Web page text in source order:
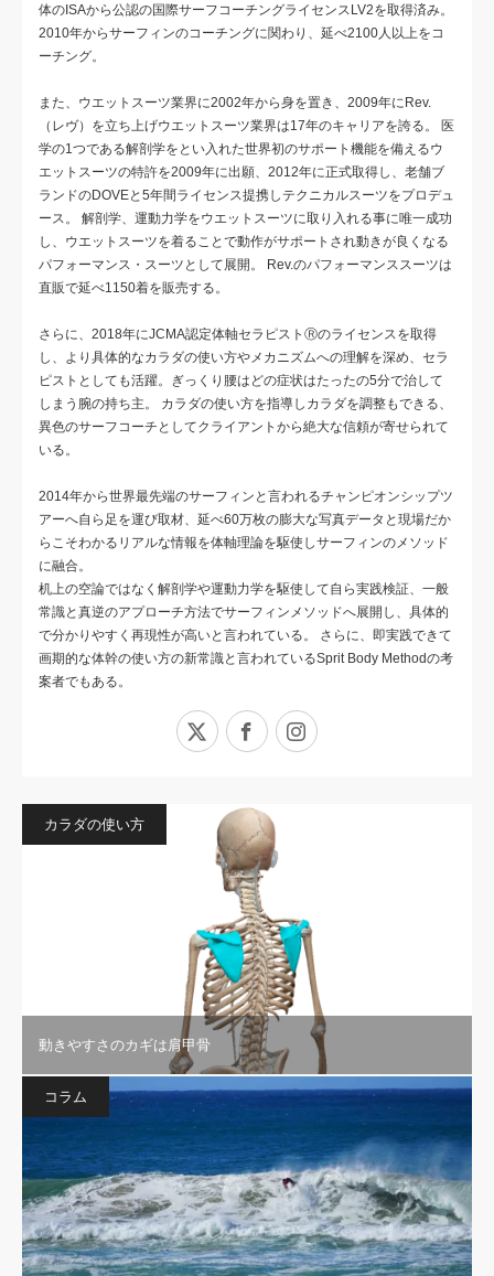
体のISAから公認の国際サーフコーチングライセンスLV2を取得済み。
2010年からサーフィンのコーチングに関わり、延べ2100人以上をコ
ーチング。
また、ウエットスーツ業界に2002年から身を置き、2009年にRev.
（レヴ）を立ち上げウエットスーツ業界は17年のキャリアを誇る。 医
学の1つである解剖学をとい入れた世界初のサポート機能を備えるウ
エットスーツの特許を2009年に出願、2012年に正式取得し、老舗ブ
ランドのDOVEと5年間ライセンス提携しテクニカルスーツをプロデュ
ース。 解剖学、運動力学をウエットスーツに取り入れる事に唯一成功
し、ウエットスーツを着ることで動作がサポートされ動きが良くなる
パフォーマンス・スーツとして展開。 Rev.のパフォーマンススーツは
直販で延べ1150着を販売する。
さらに、2018年にJCMA認定体軸セラピストⓇのライセンスを取得
し、より具体的なカラダの使い方やメカニズムへの理解を深め、セラ
ピストとしても活躍。ぎっくり腰はどの症状はたったの5分で治して
しまう腕の持ち主。 カラダの使い方を指導しカラダを調整もできる、
異色のサーフコーチとしてクライアントから絶大な信頼が寄せられて
いる。
2014年から世界最先端のサーフィンと言われるチャンピオンシップツ
アーへ自ら足を運び取材、延べ60万枚の膨大な写真データと現場だか
らこそわかるリアルな情報を体軸理論を駆使しサーフィンのメソッド
に融合。
机上の空論ではなく解剖学や運動力学を駆使して自ら実践検証、一般
常識と真逆のアプローチ方法でサーフィンメソッドへ展開し、具体的
で分かりやすく再現性が高いと言われている。 さらに、即実践できて
画期的な体幹の使い方の新常識と言われているSprit Body Methodの考
案者でもある。
Facebook
カラダの使い方
動きやすさのカギは肩甲骨
コラム